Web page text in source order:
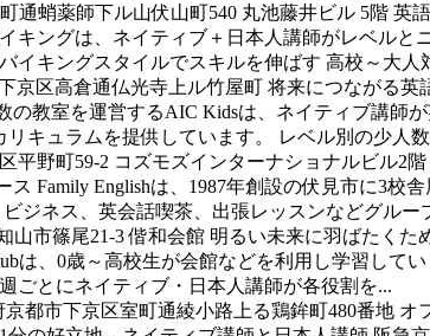
通蛸薬師下ル山伏山町540 丸池藤井ビル 5階 英
キングは、ネイティブ＋日本人講師がレベル
イキングスタイルでスキルを伸ばす 高校～大人
京区高倉通仏光寺上ル竹屋町 将来につながる英
教室を運営するAIC Kidsは、ネイティブ講師
キュラムを提供しています。 レベル別の少人
平野町59-2 コズモズインターナショナルビル2階
Family Englishは、1987年創設の伏見市に3
ジネス、英会話喫茶、出張レッスンなどグルー
山市篠尾21-3 偕和会館 明るい未来に羽ばたくた
は、0歳～高校生が会館などを利用し学習し
ごとにネイティブ・日本人講師が各役割を...
京都市下京区室町通綾小路上る鶏鉾町480番地 オ